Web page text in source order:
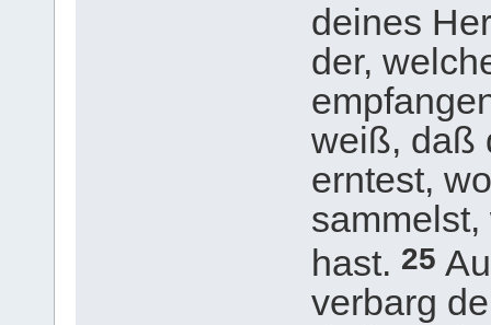
deines
der,
weiß, daß
erntest,
hast. 25
verbarg